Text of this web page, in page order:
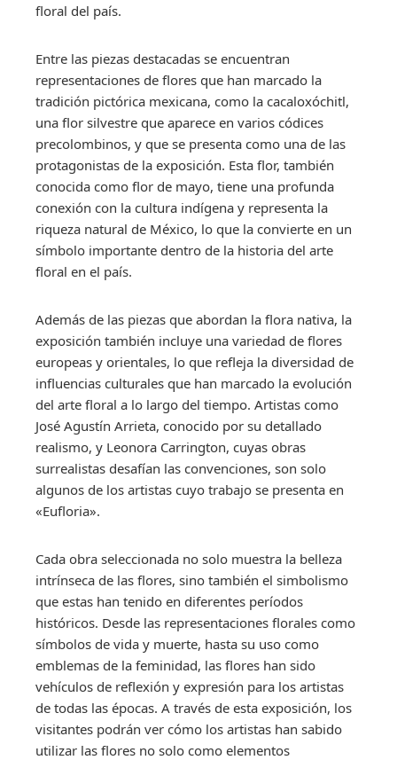
floral del país.
Entre las piezas destacadas se encuentran
representaciones de flores que han marcado la
tradición pictórica mexicana, como la cacaloxóchitl,
una flor silvestre que aparece en varios códices
precolombinos, y que se presenta como una de las
protagonistas de la exposición. Esta flor, también
conocida como flor de mayo, tiene una profunda
conexión con la cultura indígena y representa la
riqueza natural de México, lo que la convierte en un
símbolo importante dentro de la historia del arte
floral en el país.
Además de las piezas que abordan la flora nativa, la
exposición también incluye una variedad de flores
europeas y orientales, lo que refleja la diversidad de
influencias culturales que han marcado la evolución
del arte floral a lo largo del tiempo. Artistas como
José Agustín Arrieta, conocido por su detallado
realismo, y Leonora Carrington, cuyas obras
surrealistas desafían las convenciones, son solo
algunos de los artistas cuyo trabajo se presenta en
«Eufloria».
Cada obra seleccionada no solo muestra la belleza
intrínseca de las flores, sino también el simbolismo
que estas han tenido en diferentes períodos
históricos. Desde las representaciones florales como
símbolos de vida y muerte, hasta su uso como
emblemas de la feminidad, las flores han sido
vehículos de reflexión y expresión para los artistas
de todas las épocas. A través de esta exposición, los
visitantes podrán ver cómo los artistas han sabido
utilizar las flores no solo como elementos